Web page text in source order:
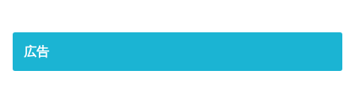
広告